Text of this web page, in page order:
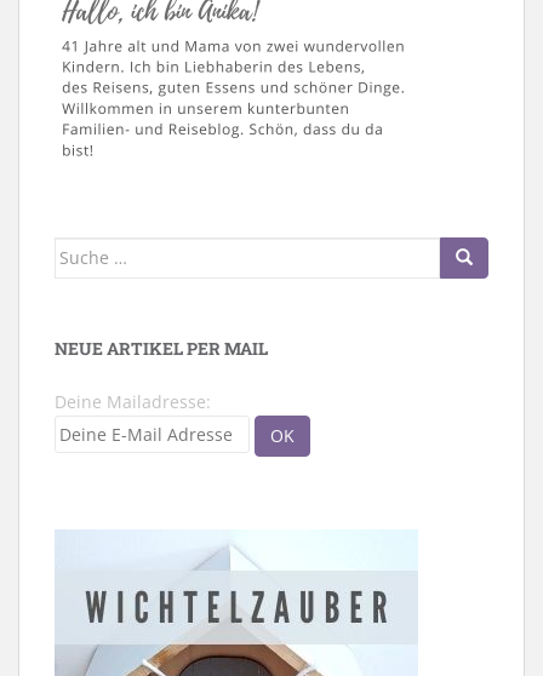
Suche
NEUE ARTIKEL PER MAIL
Deine Mailadresse: